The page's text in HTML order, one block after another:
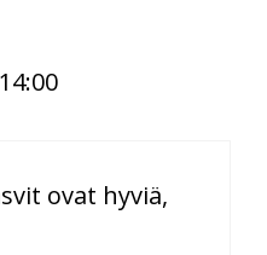
ovat hyviä,